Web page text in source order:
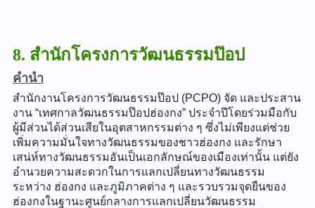
8. สำนักโครงการวัฒนธรรมป๊อป
คำนำ
สำนักงานโครงการวัฒนธรรมป๊อป (PCPO) จัด และประสาน
งาน “เทศกาลวัฒนธรรมป๊อปฮ่องกง” ประจำปีโดยร่วมมือกับ
ผู้มีส่วนได้ส่วนเสียในอุตสาหกรรมต่าง ๆ ซึ่งไม่เพียงแต่ช่วย
เพิ่มความมั่นใจทางวัฒนธรรมของชาวฮ่องกง และรักษา
เสน่ห์ทางวัฒนธรรมอันเป็นเอกลักษณ์ของเมืองเท่านั้น แต่ยัง
อำนวยความสะดวกในการแลกเปลี่ยนทางวัฒนธรรม
ระหว่าง ฮ่องกง และภูมิภาคต่าง ๆ และรวบรวมจุดยืนของ
ฮ่องกงในฐานะศูนย์กลางการแลกเปลี่ยนวัฒนธรรม